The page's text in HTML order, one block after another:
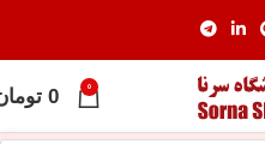
0
0